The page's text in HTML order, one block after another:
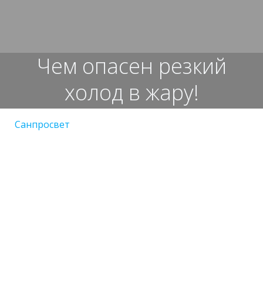
Чем опасен резкий
холод в жару!
Санпросвет